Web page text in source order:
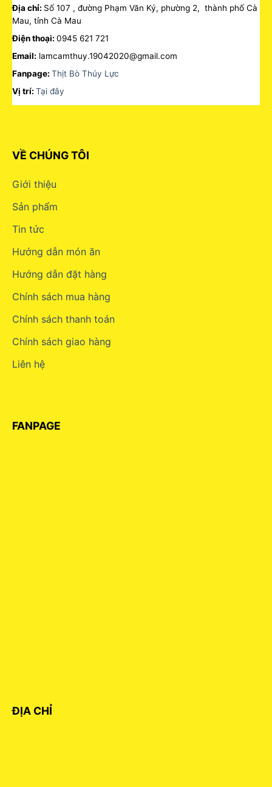
Địa chỉ: Số 107 , đường Phạm Văn Ký, phường 2, thành phố Cà
Mau, tỉnh Cà Mau
Điện thoại: 0945 621 721
Email: lamcamthuy.19042020@gmail.com
Fanpage: Thịt Bò Thúy Lực
Vị trí: Tại đây
VỀ CHÚNG TÔI
Giới thiệu
Sản phẩm
Tin tức
Hướng dẫn món ăn
Hướng dẫn đặt hàng
Chính sách mua hàng
Chính sách thanh toán
Chính sách giao hàng
Liên hệ
FANPAGE
ĐỊA CHỈ